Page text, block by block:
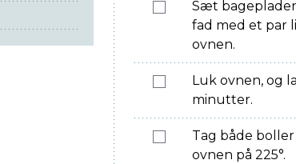
Sæt
fad med et par
ovnen.
Luk ovnen, og
minutter.
Tag både
ovnen på 225°.